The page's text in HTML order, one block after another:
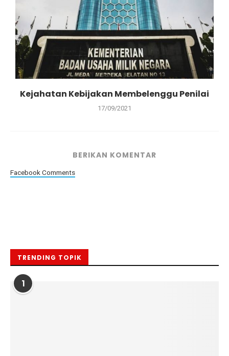
Kejahatan Kebijakan Membelenggu Penilai
17/09/2021
BERIKAN KOMENTAR
Facebook Comments
TRENDING TOPIK
1